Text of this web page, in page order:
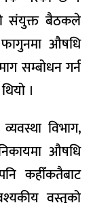
संयुक्त बैठकले
औषधि
सम्बोधन गर्न
।
विभाग,
औषधि
कहीँकतैबाट
वस्तुको